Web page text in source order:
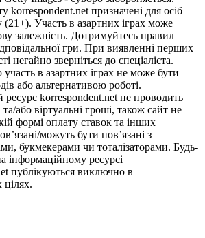
korrespondent.net призначені для осіб
(21+). Участь в азартних іграх може
залежність. Дотримуйтесь правил
гри. При виявленні перших
негайно зверніться до спеціаліста.
в азартних іграх не може бути
або альтернативою роботі.
ресурс korrespondent.net не проводить
та/або віртуальні гроші, також сайт не
формі оплату ставок та інших
можуть бути пов’язані з
букмекерами чи тоталізаторами. Будь-
інформаційному ресурсі
публікуються виключно в